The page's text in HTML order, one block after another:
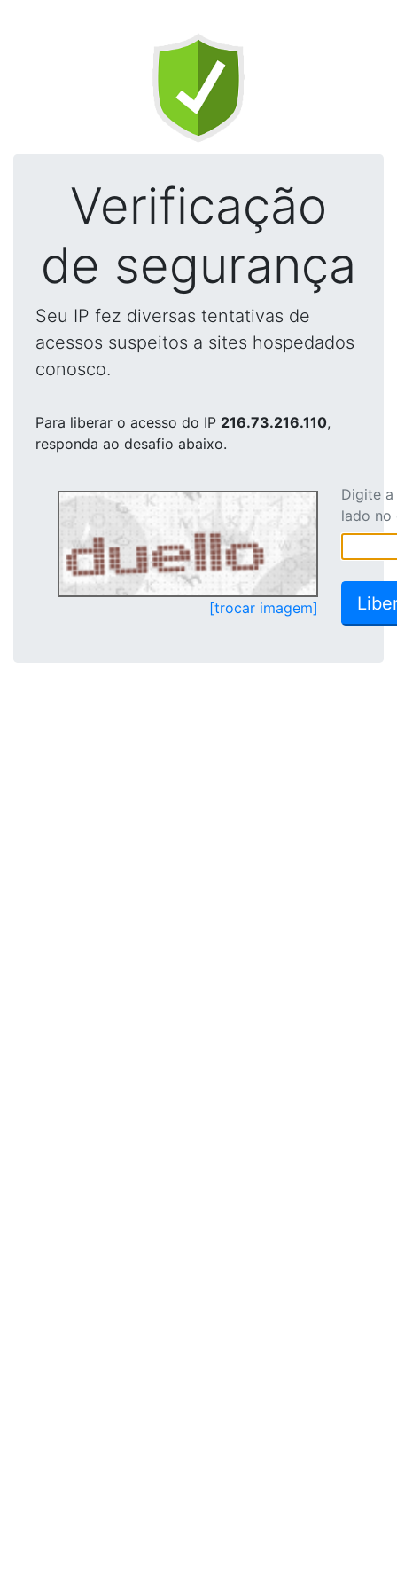
Verificação
de segurança
Seu IP fez diversas tentativas de
acessos suspeitos a sites hospedados
conosco.
Para liberar o acesso do IP 216.73.216.110,
responda ao desafio abaixo.
[trocar imagem]
Digite
lado no